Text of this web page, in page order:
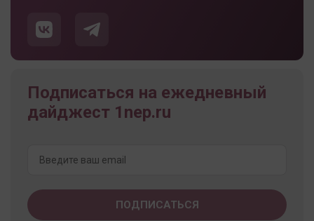
Подписаться на ежедневный
дайджест 1nep.ru